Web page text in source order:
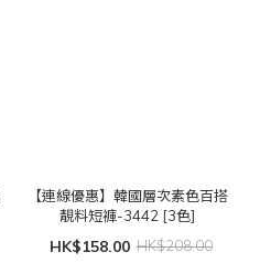
【連線優惠】韓國層次素色百搭
靚料短褲-3442 [3色]
HK$158.00 HK$208.00